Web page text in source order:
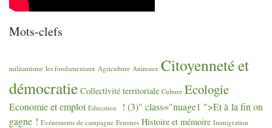
Mots-clefs
militantisme les fondamentaux Agriculture Animaux Citoyenneté et
démocratie Collectivité territoriale Culture Ecologie
Economie et emploi Education
! (3)" class="nuage1 ">Et à la fin on
gagne ! Evénements de campagne Femmes Histoire et mémoire Immigration